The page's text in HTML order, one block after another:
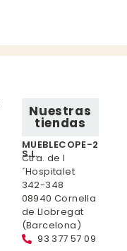
Nuestras
tiendas
MUEBLECOPE-2
S.L.
Ctra. de l
´Hospitalet
342-348
08940 Cornella
de Llobregat
(Barcelona)
93 377 57 09